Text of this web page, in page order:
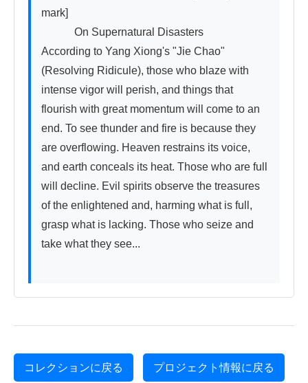
mark]
On Supernatural Disasters
According to Yang Xiong's "Jie Chao"
(Resolving Ridicule), those who blaze with
intense vigor will perish, and things that
flourish with great momentum will come to an
end. To see thunder and fire is because they
are overflowing. Heaven restrains its voice,
and earth conceals its heat. Those who are full
will decline. Evil spirits observe the treasures
of the enlightened and, harming what is full,
grasp what is lacking. Those who seize and
take what they see...
コレクションに戻る プロジェクト情報に戻る